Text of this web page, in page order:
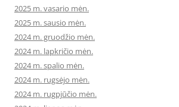
2025 m. vasario mėn.
2025 m. sausio mėn.
2024 m. gruodžio mėn.
2024 m. lapkričio mėn.
2024 m. spalio mėn.
2024 m. rugsėjo mėn.
2024 m. rugpjūčio mėn.